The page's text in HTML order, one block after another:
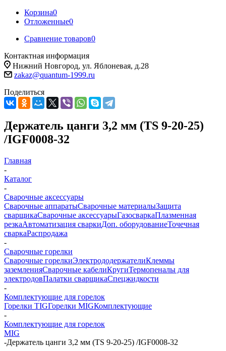
Корзина0
Отложенные0
Сравнение товаров0
Контактная информация
Нижний Новгород, ул. Яблоневая, д.28
zakaz@quantum-1999.ru
Поделиться
Держатель цанги 3,2 мм (TS 9-20-25)
/IGF0008-32
Главная
-
Каталог
-
Сварочные аксессуары
Сварочные аппаратыСварочные материалыЗащита
сварщикаСварочные аксессуарыГазосваркаПлазменная
резкаАвтоматизация сваркиДоп. оборудованиеТочечная
сваркаРаспродажа
-
Сварочные горелки
Сварочные горелкиЭлектрододержателиКлеммы
заземленияСварочные кабелиКругиТермопеналы для
электродовПалатки сварщикаСпецжидкости
-
Комплектующие для горелок
Горелки TIGГорелки MIGКомплектующие
-
Комплектующие для горелок
MIG
-Держатель цанги 3,2 мм (TS 9-20-25) /IGF0008-32